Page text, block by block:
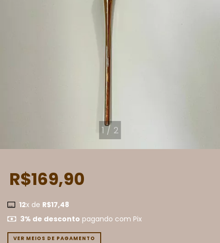
1 / 2
R$169,90
12x de R$17,48
3% de desconto pagando com Pix
VER MEIOS DE PAGAMENTO